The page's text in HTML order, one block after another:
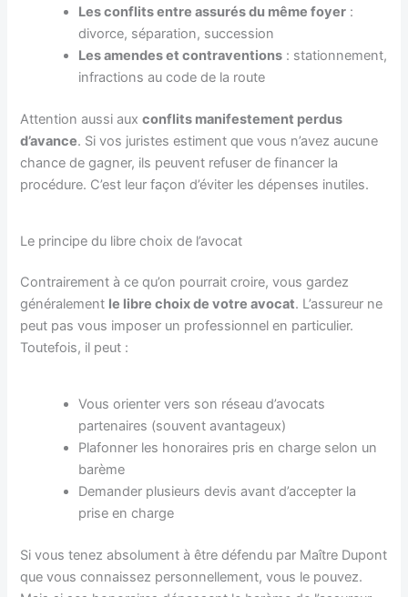
Les conflits entre assurés du même foyer :
divorce, séparation, succession
Les amendes et contraventions : stationnement,
infractions au code de la route
Attention aussi auxconflits manifestement perdus
d’avance. Si vos juristes estiment que vous n’avez aucune
chance de gagner, ils peuvent refuser de financer la
procédure. C’est leur façon d’éviter les dépenses inutiles.
Le principe du libre choix de l’avocat
Contrairement à ce qu’on pourrait croire, vous gardez
généralement le libre choix de votre avocat. L’assureur ne
peut pas vous imposer un professionnel en particulier.
Toutefois, il peut :
Vous orienter vers son réseau d’avocats
partenaires (souvent avantageux)
Plafonner les honoraires pris en charge selon un
barème
Demander plusieurs devis avant d’accepter la
prise en charge
Si vous tenez absolument à être défendu par Maître Dupont
que vous connaissez personnellement, vous le pouvez.